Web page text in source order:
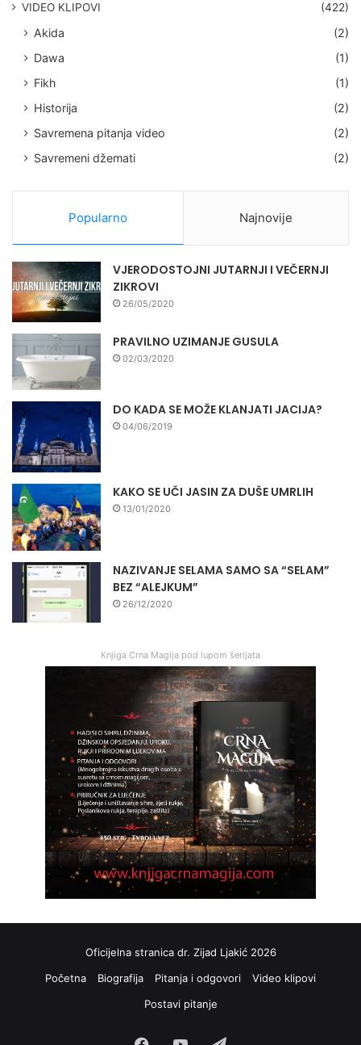
VIDEO KLIPOVI
(422)
Akida
(2)
Dawa
(1)
Fikh
(1)
Historija
(2)
Savremena pitanja video
(2)
Savremeni džemati
(2)
Popularno Najnovije
VJERODOSTOJNI JUTARNJI I VEČERNJI
ZIKROVI
26/05/2020
PRAVILNO UZIMANJE GUSULA
02/03/2020
DO KADA SE MOŽE KLANJATI JACIJA?
04/06/2019
KAKO SE UČI JASIN ZA DUŠE UMRLIH
13/01/2020
NAZIVANJE SELAMA SAMO SA “SELAM”
BEZ “ALEJKUM”
26/12/2020
Knjiga Crna Magija pod lupom šerijata
Oficijelna stranica dr. Zijad Ljakić 2026
Početna
Biografija Pitanja i odgovori
Video klipovi
Postavi pitanje